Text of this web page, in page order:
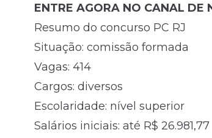
ENTRE AGORA NO CANAL DE
Resumo do concurso PC RJ
Situação: comissão formada
Vagas: 414
Cargos: diversos
Escolaridade: nível superior
Salários iniciais: até R$ 26.981,77